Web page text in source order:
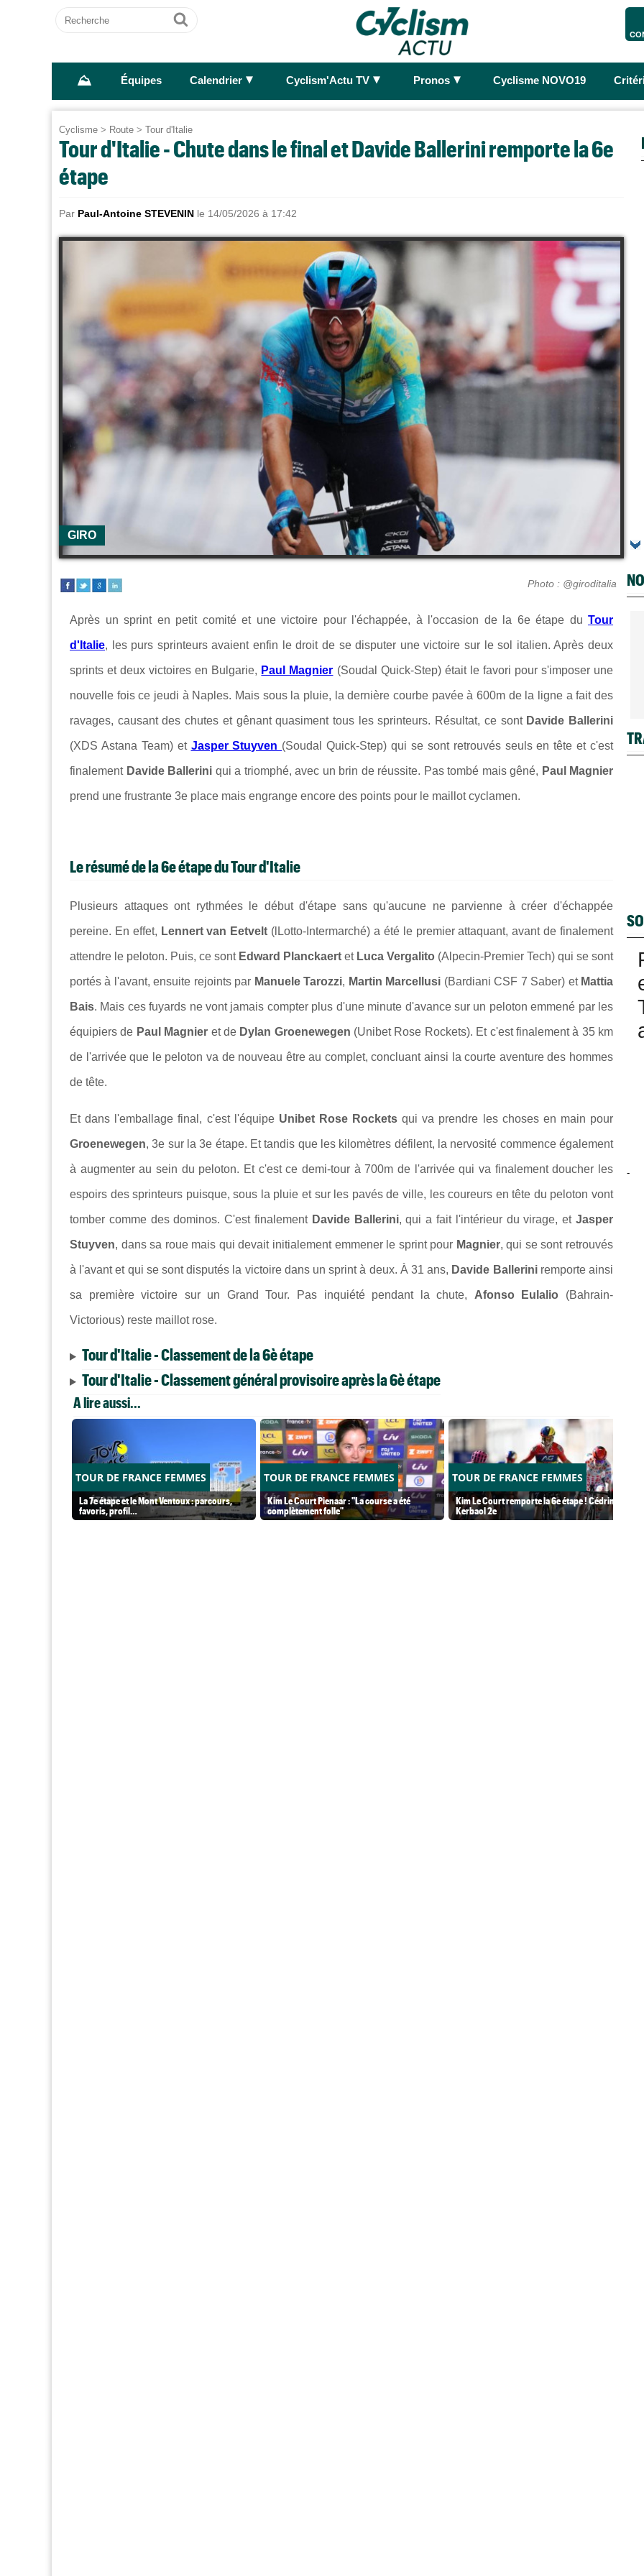
Recherche
Ok
⛰ Équipes Calendrier ► Cyclism'Actu TV ► Pronos ► Cyclisme NOVO19
Cyclisme > Route > Tour d'Italie
Tour d'Italie - Chute dans le final et Davide Ballerini remporte la 6e
étape
Par Paul-Antoine STEVENIN le 14/05/2026 à 17:42
GIRO
Photo : @giroditalia
Après un sprint en petit comité et une victoire pour l'échappée, à l'occasion de la 6e étape du Tour
d'Italie, les purs sprinteurs avaient enfin le droit de se disputer une victoire sur le sol italien. Après deux
sprints et deux victoires en Bulgarie, Paul Magnier (Soudal Quick-Step) était le favori pour s'imposer une
nouvelle fois ce jeudi à Naples. Mais sous la pluie, la dernière courbe pavée à 600m de la ligne a fait des
ravages, causant des chutes et gênant quasiment tous les sprinteurs. Résultat, ce sont Davide Ballerini
(XDS Astana Team) et Jasper Stuyven (Soudal Quick-Step) qui se sont retrouvés seuls en tête et c'est
finalement Davide Ballerini qui a triomphé, avec un brin de réussite. Pas tombé mais gêné, Paul Magnier
prend une frustrante 3e place mais engrange encore des points pour le maillot cyclamen.
Le résumé de la 6e étape du Tour d'Italie
Plusieurs attaques ont rythmées le début d'étape sans qu'aucune ne parvienne à créer d'échappée
pereine. En effet, Lennert van Eetvelt (lLotto-Intermarché) a été le premier attaquant, avant de finalement
attendre le peloton. Puis, ce sont Edward Planckaert et Luca Vergalito (Alpecin-Premier Tech) qui se sont
portés à l'avant, ensuite rejoints par Manuele Tarozzi, Martin Marcellusi (Bardiani CSF 7 Saber) et Mattia
Bais. Mais ces fuyards ne vont jamais compter plus d'une minute d'avance sur un peloton emmené par les
équipiers de Paul Magnier et de Dylan Groenewegen (Unibet Rose Rockets). Et c'est finalement à 35 km
de l'arrivée que le peloton va de nouveau être au complet, concluant ainsi la courte aventure des hommes
de tête.
Et dans l'emballage final, c'est l'équipe Unibet Rose Rocketsqui va prendre les choses en main pour
Groenewegen, 3e sur la 3e étape. Et tandis que les kilomètres défilent, la nervosité commence également
à augmenter au sein du peloton. Et c'est ce demi-tour à 700m de l'arrivée qui va finalement doucher les
espoirs des sprinteurs puisque, sous la pluie et sur les pavés de ville, les coureurs en tête du peloton vont
tomber comme des dominos. C'est finalement Davide Ballerini, qui a fait l'intérieur du virage, etJasper
Stuyven, dans sa roue mais qui devait initialement emmener le sprint pour Magnier, qui se sont retrouvés
à l'avant et qui se sont disputés la victoire dans un sprint à deux. À 31 ans, Davide Ballerini remporte ainsi
sa première victoire sur un Grand Tour. Pas inquiété pendant la chute, Afonso Eulalio (Bahrain-
Victorious) reste maillot rose.
Tour d'Italie - Classement de la 6è étape
Tour d'Italie - Classement général provisoire après la 6è étape
A lire aussi...
TOUR DE FRANCE FEMMES
La 7e étape et le Mont Ventoux : parcours,
favoris, profil…
TOUR DE FRANCE FEMMES
Kim Le Court Pienaar : "La course a été
complètement folle"
TOUR DE FRANCE FEMMES
Kim Le Court remporte la 6e étape ! Cédrine
Kerbaol 2e
-